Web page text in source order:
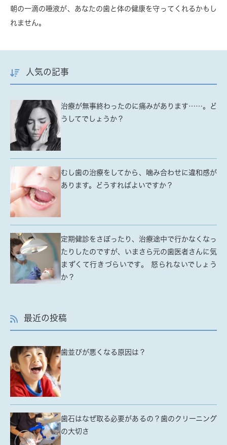
朝の一滴の唾液が、あなたの歯と体の健康を守ってくれるかもし
れません。
人気の記事
治療が無事終わったのに痛みがあります……。ど
うしてでしょうか？
むし歯の治療をしてから、噛み合わせに違和感が
あります。どうすればよいですか？
定期健診をさぼったり、治療途中で行かなくなっ
たりしたのですが、いまさら元の歯医者さんに気
まずくて行きづらいです。 怒られないでしょう
か？
最近の投稿
歯並びが悪くなる原因は？
歯石はなぜ取る必要があるの？歯のクリーニング
の大切さ